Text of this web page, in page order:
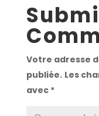
Votre adresse
publiée. Les
avec *